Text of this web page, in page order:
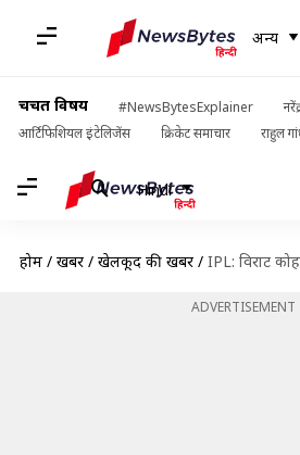
अन्य
चर्चित विषय #NewsBytesExplainer
आर्टिफिशियल इंटेलिजेंस
क्रिकेट समाचार राहुल
Hindi
होम / खबरें / खेलकूद की खबरें / IPL: विराट कोहली के नाम है
ADVERTISEMENT